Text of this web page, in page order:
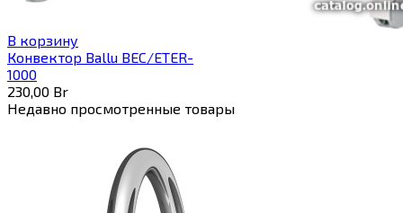
В корзину
Конвектор Ballu BEC/ETER-
1000
230,00 Br
Недавно просмотренные товары